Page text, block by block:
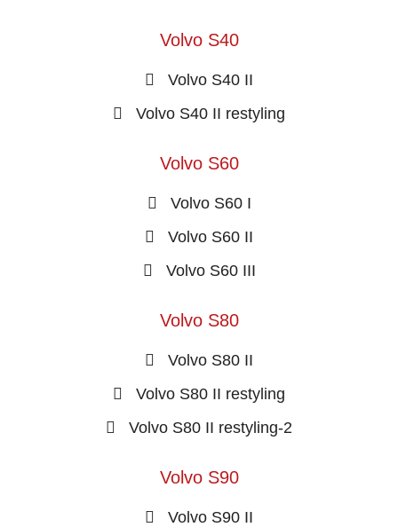
Volvo S40
Volvo S40 II
Volvo S40 II restyling
Volvo S60
Volvo S60 I
Volvo S60 II
Volvo S60 III
Volvo S80
Volvo S80 II
Volvo S80 II restyling
Volvo S80 II restyling-2
Volvo S90
Volvo S90 II